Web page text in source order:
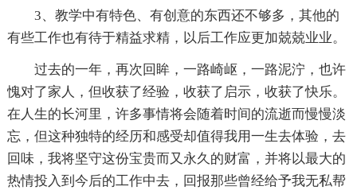
3、教学中有特色、有创意的东西还不够多，其他的
有些工作也有待于精益求精，以后工作应更加兢兢业业。
过去的一年，再次回眸，一路崎岖，一路泥泞，也许
愧对了家人，但收获了经验，收获了启示，收获了快乐。
在人生的长河里，许多事情将会随着时间的流逝而慢慢淡
忘，但这种独特的经历和感受却值得我用一生去体验，去
回味，我将坚守这份宝贵而又永久的财富，并将以最大的
热情投入到今后的工作中去，回报那些曾经给予我无私帮